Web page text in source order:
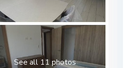
See all 11 photos